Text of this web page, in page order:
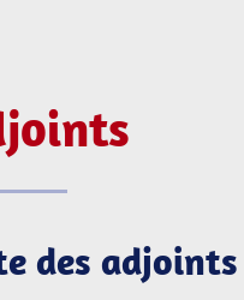
des adjoints